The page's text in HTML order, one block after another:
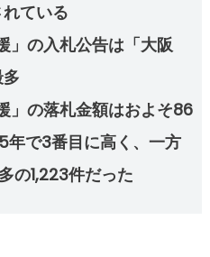
ている
」の入札公告は「大阪
」の落札金額はおよそ86
で3番目に高く、一方
の1,223件だった